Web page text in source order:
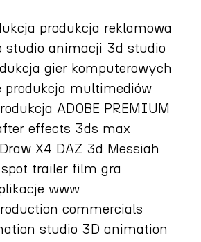
produkcja reklamowa
studio animacji 3d studio
gier komputerowych
produkcja multimediów
ADOBE PREMIUM
effects 3ds max
X4 DAZ 3d Messiah
trailer film gra
www
commercials
studio 3D animation